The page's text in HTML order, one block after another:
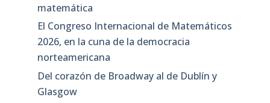
matemática
El Congreso Internacional de Matemáticos
2026, en la cuna de la democracia
norteamericana
Del corazón de Broadway al de Dublín y
Glasgow